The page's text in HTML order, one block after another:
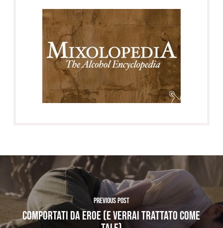
Previous Post
Comportati da Eroe (e verrai trattato come